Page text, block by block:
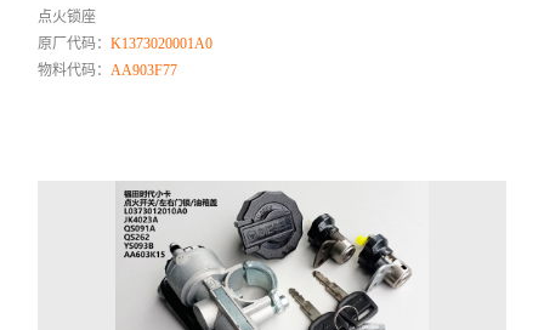
点火锁座
原厂代码：K1373020001A0
物料代码：AA903F77